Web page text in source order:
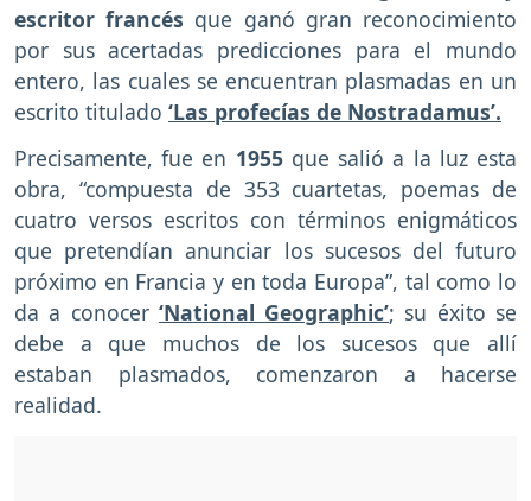
escritor francés que ganó gran reconocimiento
por sus acertadas predicciones para el mundo
entero, las cuales se encuentran plasmadas en un
escrito titulado ‘Las profecías de Nostradamus’.
Precisamente, fue en 1955que salió a la luz esta
obra, “compuesta de 353 cuartetas, poemas de
cuatro versos escritos con términos enigmáticos
que pretendían anunciar los sucesos del futuro
próximo en Francia y en toda Europa”, tal como lo
da a conocer ‘National Geographic’; su éxito se
debe a que muchos de los sucesos que allí
estaban plasmados, comenzaron a hacerse
realidad.